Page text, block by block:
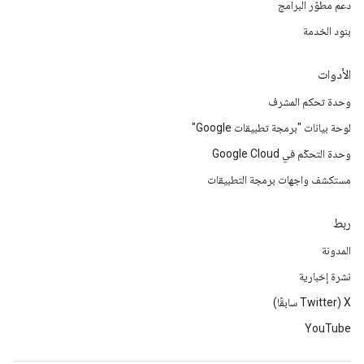
دعم مطوّر البرامج
بنود الخدمة
الأدوات
وحدة تحكم المشرف
لوحة بيانات "برمجة تطبيقات Google"
وحدة التحكّم في Google Cloud
مستكشف واجهات برمجة التطبيقات
ربط
المدونة
نشرة إخبارية
‫X ‏(Twitter سابقًا)
YouTube